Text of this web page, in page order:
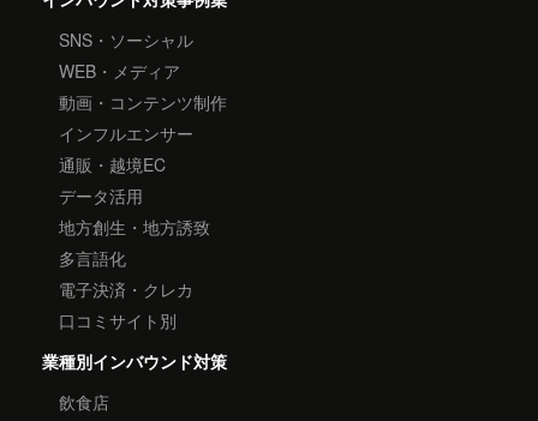
SNS・ソーシャル
WEB・メディア
動画・コンテンツ制作
インフルエンサー
通販・越境EC
データ活用
地方創生・地方誘致
多言語化
電子決済・クレカ
口コミサイト別
業種別インバウンド対策
飲食店